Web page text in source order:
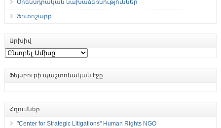
Օրենսդրական նախաձեռնություններ
Ֆոտոշարք
Արխիվ
Արխիվ
Ֆեյսբուքի պաշտոնական էջը
Հղումներ
"Center for Strategic Litigations" Human Rights NGO